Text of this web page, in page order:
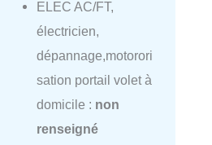
ELEC AC/FT,
électricien,
dépannage,motorori
sation portail volet à
domicile : non
renseigné